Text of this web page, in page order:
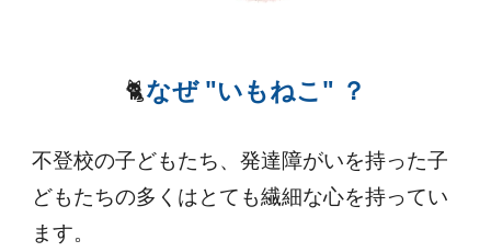
🐈なぜ "いもねこ" ？
不登校の子どもたち、発達障がいを持った子
どもたちの多くはとても繊細な心を持ってい
ます。